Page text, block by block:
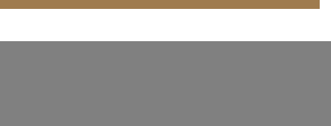
Twoje dane osobowe możemy udostępniać hostingodawcy. Takie
zgodnie z naszymi poleceniami. Przekazujemy Twoje dane poza